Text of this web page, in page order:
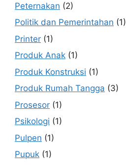
Peternakan (2)
Politik dan Pemerintahan (1)
Printer (1)
Produk Anak (1)
Produk Konstruksi (1)
Produk Rumah Tangga (3)
Prosesor (1)
Psikologi (1)
Pulpen (1)
Pupuk (1)